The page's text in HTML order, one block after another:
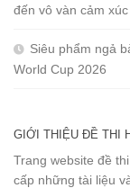
đến vô vàn cảm xúc
Siêu phẩm ngả
World Cup 2026
GIỚI THIỆU ĐỀ THI
Trang website đề
cấp những tài liệu